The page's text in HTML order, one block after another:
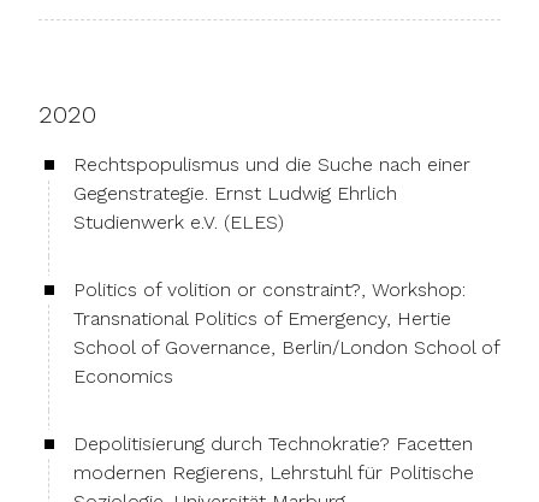
2020
Rechtspopulismus und die Suche nach einer
Gegenstrategie. Ernst Ludwig Ehrlich
Studienwerk e.V. (ELES)
Politics of volition or constraint?, Workshop:
Transnational Politics of Emergency, Hertie
School of Governance, Berlin/London School of
Economics
Depolitisierung durch Technokratie? Facetten
modernen Regierens, Lehrstuhl für Politische